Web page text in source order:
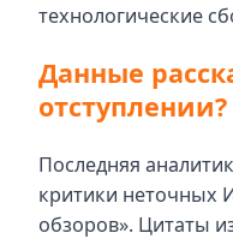
технологические
Данные
отступлении?
Последняя
критики неточных
обзоров». Цитаты